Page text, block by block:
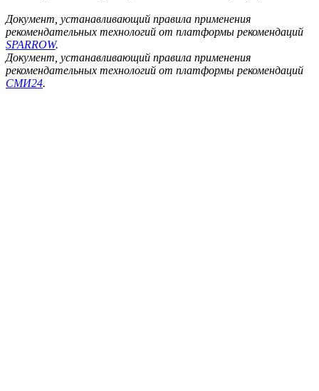
Документ, устанавливающий правила применения
рекомендательных технологий от платформы рекомендаций
SPARROW.
Документ, устанавливающий правила применения
рекомендательных технологий от платформы рекомендаций
СМИ24.